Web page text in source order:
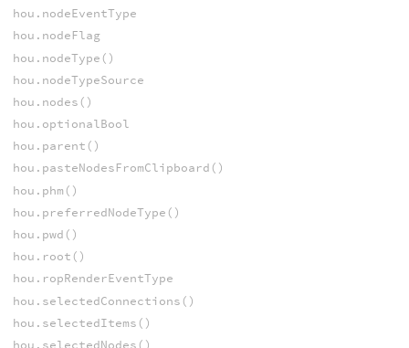
hou.nodeEventType
hou.nodeFlag
hou.nodeType()
hou.nodeTypeSource
hou.nodes()
hou.optionalBool
hou.parent()
hou.pasteNodesFromClipboard()
hou.phm()
hou.preferredNodeType()
hou.pwd()
hou.root()
hou.ropRenderEventType
hou.selectedConnections()
hou.selectedItems()
hou.selectedNodes()